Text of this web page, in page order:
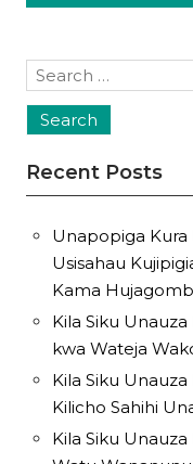
Search
Recent Posts
Unapopiga Kura
Usisahau
Kama
Kila Siku
kwa Wateja
Kila Siku
Kilicho Sahihi
Kila Siku